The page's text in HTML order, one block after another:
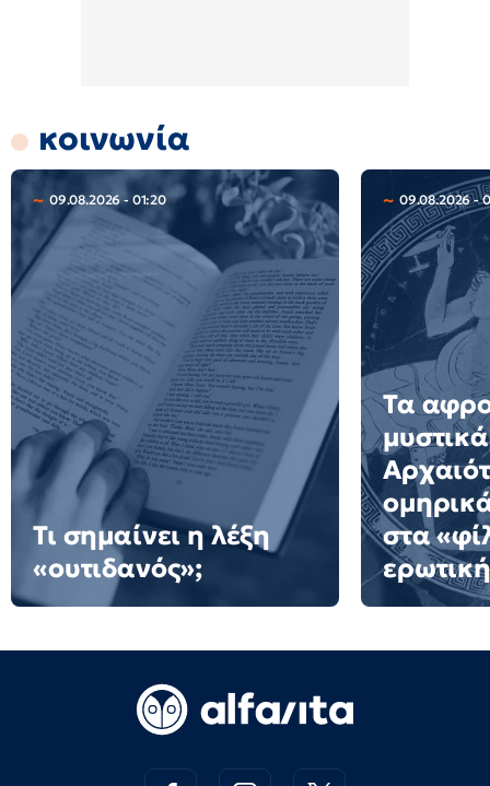
κοινωνία
09.08.2026 - 01:20
Τι σημαίνει η λέξη
«ουτιδανός»;
09.08.2026 -
Τα
στα